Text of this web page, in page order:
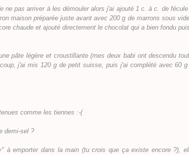
pas arriver à les démouler alors j'ai ajouté 1 c. à c. de
maison préparée juste avant avec 200 g de marrons sous
chaude et ajouté directement le chocolat qui a bien fondu
pâte légère et croustillante (mes deux babi ont descendu
j'ai mis 120 g de petit suisse, puis j'ai complété avec 60 g
comme les tiennes :-(
demi-sel ?
à emporter dans la main (tu crois que ça existe encore ?),